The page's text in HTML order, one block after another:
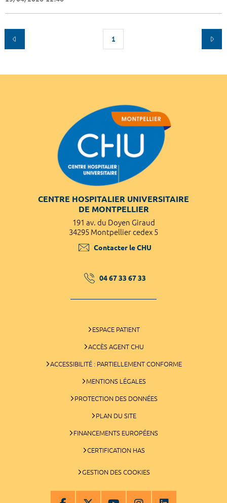
1
CENTRE HOSPITALIER UNIVERSITAIRE
DE MONTPELLIER
191 av. du Doyen Giraud
34295 Montpellier cedex 5
Contacter le CHU
04 67 33 67 33
ESPACE PATIENT
ACCÈS AGENT CHU
ACCESSIBILITÉ : PARTIELLEMENT CONFORME
MENTIONS LÉGALES
PROTECTION DES DONNÉES
PLAN DU SITE
FINANCEMENTS EUROPÉENS
CERTIFICATION HAS
GESTION DES COOKIES